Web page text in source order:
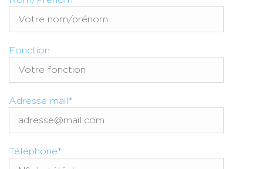
Fonction
Adresse mail*
Téléphone*